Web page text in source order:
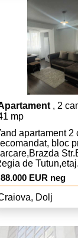
, 2
mp
apartament 2
bloc
de
si utilat complet
88.000 EUR neg
Dolj